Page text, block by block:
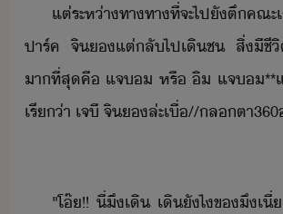
แต่​ระห่าทา​ทา​ที่จะ​ไป​ั​ตึ​คณะ​
ปาร์ค​ ​จิ​​แต่ลั​ไป​เิ​ช​ ​สิ่ีชี
า​ที่สุ​คื​ ​แจ​​ ​หรื​ ​ิ​ ​แจ​​**​
เรี่า​ ​เจี​ ​จิ​​ล่ะ​เื่​//​ลตา​
"​โ๊​!​!​ ​ี่​ึ​เิ​ ​เิ​ัไ​ข​ึ​เ